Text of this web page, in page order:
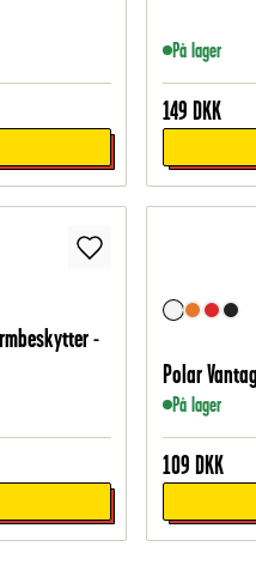
På lager
149 DKK
-
Polar
På lager
109 DKK